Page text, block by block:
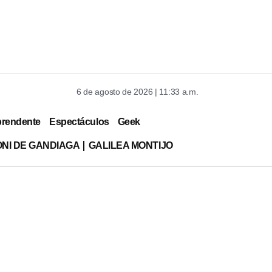
6 de agosto de 2026 | 11:33 a.m.
Espectáculos Geek
DE GANDIAGA GALILEA MONTIJO